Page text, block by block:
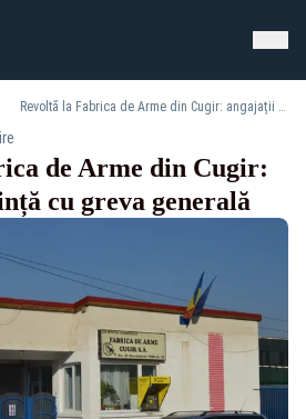
Revoltă la Fabrica de Arme din Cugir: angajații amenință cu greva generală
de Arme din Cugir:
cu greva generală